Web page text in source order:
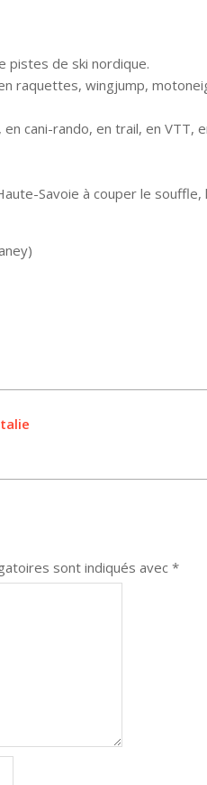
pistes de ski nordique.
raquettes, wingjump,
cani-rando, en trail, en VTT,
Savoie à couper le
sont indiqués avec*